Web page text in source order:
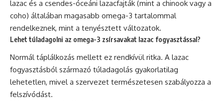
lazac és a csendes-óceáni lazacfajták (mint a chinook vagy a
coho) általában magasabb omega-3 tartalommal
rendelkeznek, mint a tenyésztett változatok.
Lehet túladagolni az omega-3 zsírsavakat lazac fogyasztással?
Normál táplálkozás mellett ez rendkívül ritka. A lazac
fogyasztásból származó túladagolás gyakorlatilag
lehetetlen, mivel a szervezet természetesen szabályozza a
felszívódást.